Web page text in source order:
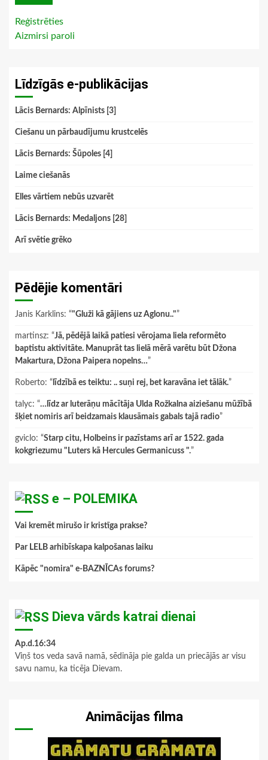
Reģistrēties
Aizmirsi paroli
Līdzīgās e-publikācijas
Lācis Bernards: Alpīnists [3]
Ciešanu un pārbaudījumu krustcelēs
Lācis Bernards: Šūpoles [4]
Laime ciešanās
Elles vārtiem nebūs uzvarēt
Lācis Bernards: Medaljons [28]
Arī svētie grēko
Pēdējie komentāri
Janis Karklins: “"Gluži kā gājiens uz Aglonu.."”
martinsz: “Jā, pēdējā laikā patiesi vērojama liela reformēto
baptistu aktivitāte. Manuprāt tas lielā mērā varētu būt Džona
Makartura, Džona Paipera nopelns…”
Roberto: “ līdzībā es teiktu: .. suņi rej, bet karavāna iet tālāk.”
talyc: “…līdz ar luterāņu mācītāja Ulda Rožkalna aiziešanu mūžībā
šķiet nomiris arī beidzamais klausāmais gabals tajā radio”
gviclo: “Starp citu, Holbeins ir pazīstams arī ar 1522. gada
kokgriezumu "Luters kā Hercules Germanicuss ".”
e – POLEMIKA
Vai kremēt mirušo ir kristīga prakse?
Par LELB arhibīskapa kalpošanas laiku
Kāpēc "nomira" e-BAZNĪCAs forums?
Dieva vārds katrai dienai
Ap.d.16:34
Viņš tos veda savā namā, sēdināja pie galda un priecājās ar visu
savu namu, ka ticēja Dievam.
Animācijas filma